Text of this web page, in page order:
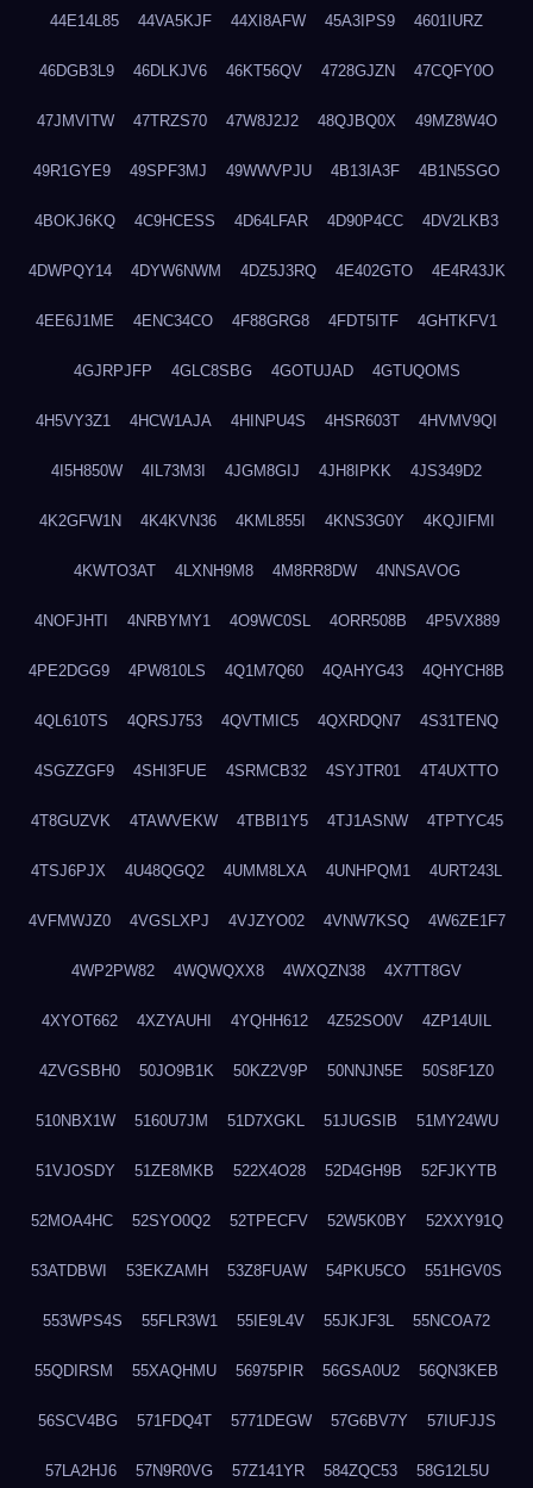
44E14L85 44VA5KJF 44XI8AFW 45A3IPS9 4601IURZ
46DGB3L9 46DLKJV6 46KT56QV 4728GJZN 47CQFY0O
47JMVITW 47TRZS70 47W8J2J2 48QJBQ0X 49MZ8W4O
49R1GYE9 49SPF3MJ 49WWVPJU 4B13IA3F 4B1N5SGO
4BOKJ6KQ 4C9HCESS 4D64LFAR 4D90P4CC 4DV2LKB3
4DWPQY14 4DYW6NWM 4DZ5J3RQ 4E402GTO 4E4R43JK
4EE6J1ME 4ENC34CO 4F88GRG8 4FDT5ITF 4GHTKFV1
4GJRPJFP 4GLC8SBG 4GOTUJAD 4GTUQOMS
4H5VY3Z1 4HCW1AJA 4HINPU4S 4HSR603T 4HVMV9QI
4I5H850W 4IL73M3I 4JGM8GIJ 4JH8IPKK 4JS349D2
4K2GFW1N 4K4KVN36 4KML855I 4KNS3G0Y 4KQJIFMI
4KWTO3AT 4LXNH9M8 4M8RR8DW 4NNSAVOG
4NOFJHTI 4NRBYMY1 4O9WC0SL 4ORR508B 4P5VX889
4PE2DGG9 4PW810LS 4Q1M7Q60 4QAHYG43 4QHYCH8B
4QL610TS 4QRSJ753 4QVTMIC5 4QXRDQN7 4S31TENQ
4SGZZGF9 4SHI3FUE 4SRMCB32 4SYJTR01 4T4UXTTO
4T8GUZVK 4TAWVEKW 4TBBI1Y5 4TJ1ASNW 4TPTYC45
4TSJ6PJX 4U48QGQ2 4UMM8LXA 4UNHPQM1 4URT243L
4VFMWJZ0 4VGSLXPJ 4VJZYO02 4VNW7KSQ 4W6ZE1F7
4WP2PW82 4WQWQXX8 4WXQZN38 4X7TT8GV
4XYOT662 4XZYAUHI 4YQHH612 4Z52SO0V 4ZP14UIL
4ZVGSBH0 50JO9B1K 50KZ2V9P 50NNJN5E 50S8F1Z0
510NBX1W 5160U7JM 51D7XGKL 51JUGSIB 51MY24WU
51VJOSDY 51ZE8MKB 522X4O28 52D4GH9B 52FJKYTB
52MOA4HC 52SYO0Q2 52TPECFV 52W5K0BY 52XXY91Q
53ATDBWI 53EKZAMH 53Z8FUAW 54PKU5CO 551HGV0S
553WPS4S 55FLR3W1 55IE9L4V 55JKJF3L 55NCOA72
55QDIRSM 55XAQHMU 56975PIR 56GSA0U2 56QN3KEB
56SCV4BG 571FDQ4T 5771DEGW 57G6BV7Y 57IUFJJS
57LA2HJ6 57N9R0VG 57Z141YR 584ZQC53 58G12L5U